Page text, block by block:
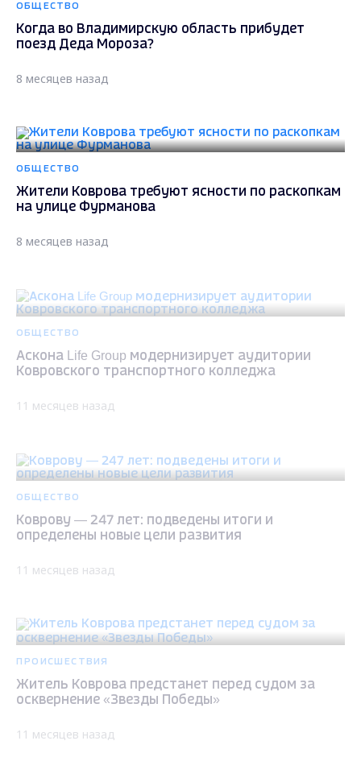
ОБЩЕСТВО
Когда во Владимирскую область прибудет
поезд Деда Мороза?
8 месяцев назад
ОБЩЕСТВО
Жители Коврова требуют ясности по раскопкам
на улице Фурманова
8 месяцев назад
ОБЩЕСТВО
Аскона Life Group модернизирует аудитории
Ковровского транспортного колледжа
11 месяцев назад
ОБЩЕСТВО
Коврову — 247 лет: подведены итоги и
определены новые цели развития
11 месяцев назад
ПРОИСШЕСТВИЯ
Житель Коврова предстанет перед судом за
осквернение «Звезды Победы»
11 месяцев назад